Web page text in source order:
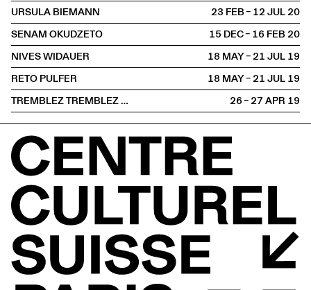
URSULA BIEMANN
23 FEB – 12 JUL2020
SENAM OKUDZETO
15 DEC – 16 FEB2020
NIVES WIDAUER
18 MAY – 21 JUL2019
RETO PULFER
18 MAY – 21 JUL2019
TREMBLEZ TREMBLEZ …
26 – 27 APR2019